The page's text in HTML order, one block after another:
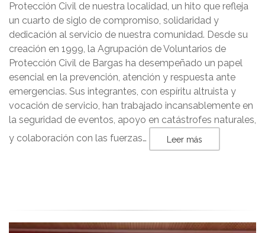
Protección Civil de nuestra localidad, un hito que refleja
un cuarto de siglo de compromiso, solidaridad y
dedicación al servicio de nuestra comunidad. Desde su
creación en 1999, la Agrupación de Voluntarios de
Protección Civil de Bargas ha desempeñado un papel
esencial en la prevención, atención y respuesta ante
emergencias. Sus integrantes, con espíritu altruista y
vocación de servicio, han trabajado incansablemente en
la seguridad de eventos, apoyo en catástrofes naturales,
y colaboración con las fuerzas…
Leer más